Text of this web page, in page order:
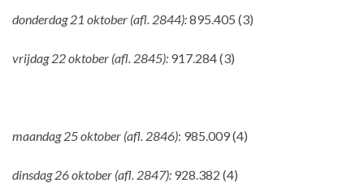
donderdag 21 oktober (afl. 2844):895.405 (3)
vrijdag 22 oktober (afl. 2845): 917.284 (3)
maandag 25 oktober (afl. 2846): 985.009 (4)
dinsdag 26 oktober (afl. 2847): 928.382 (4)